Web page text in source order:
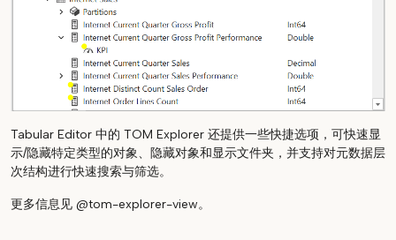
Tabular Editor 中的 TOM Explorer 还提供一些快捷选项，可快速显
示/隐藏特定类型的对象、隐藏对象和显示文件夹，并支持对元数据层
次结构进行快速搜索与筛选。
更多信息见 @tom-explorer-view。